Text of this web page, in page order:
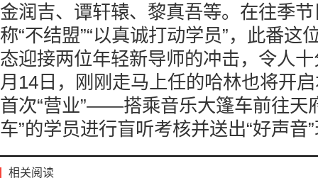
金润吉、谭轩辕、黎真吾等。在往季
称“不结盟”“以真诚打动学员”，此番这
态迎接两位年轻新导师的冲击，令人
月14日，刚刚走马上任的哈林也将开启
首次“营业”——搭乘音乐大篷车前往天
车”的学员进行盲听考核并送出“好声音
相关阅读